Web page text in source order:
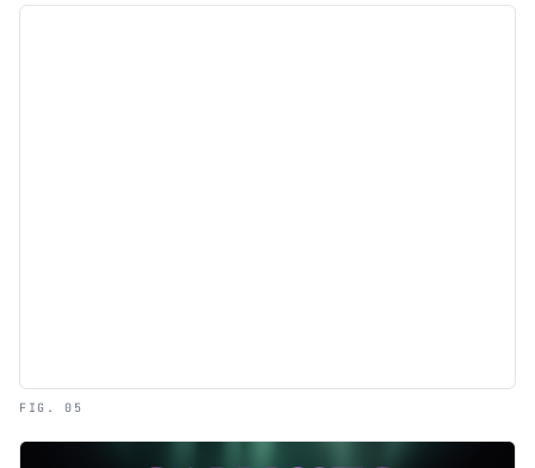
FIG. 05